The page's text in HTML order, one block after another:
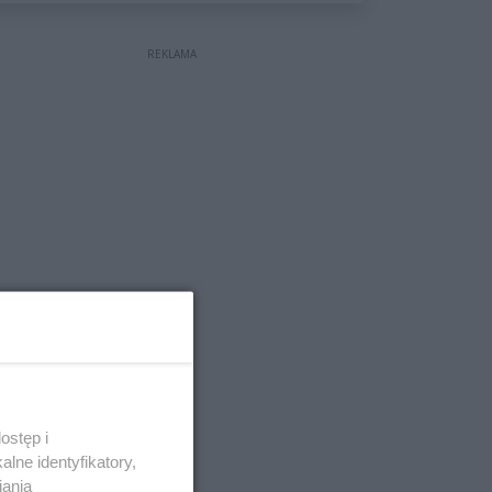
REKLAMA
i
identyfikatory,